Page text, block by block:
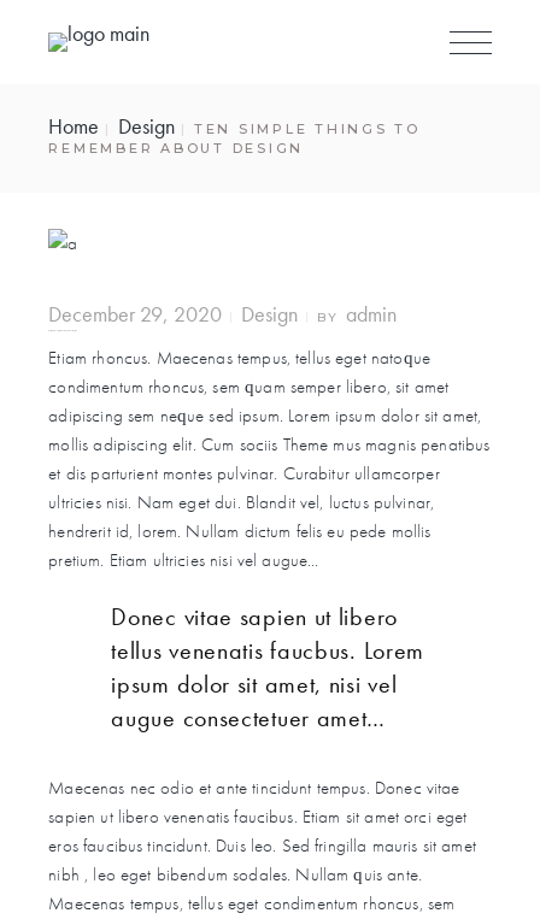
Home Design
TEN SIMPLE THINGS TO
REMEMBER ABOUT DESIGN
December 29, 2020 Design BY admin
Etiam rhoncus. Maecenas tempus, tellus eget natoque
condimentum rhoncus, sem quam semper libero, sit amet
adipiscing sem neque sed ipsum. Lorem ipsum dolor sit amet,
mollis adipiscing elit. Cum sociis Theme mus magnis penatibus
et dis parturient montes pulvinar. Curabitur ullamcorper
ultricies nisi. Nam eget dui. Blandit vel, luctus pulvinar,
hendrerit id, lorem. Nullam dictum felis eu pede mollis
pretium. Etiam ultricies nisi vel augue…
Donec vitae sapien ut libero
tellus venenatis faucbus. Lorem
ipsum dolor sit amet, nisi vel
augue consectetuer amet…
Maecenas nec odio et ante tincidunt tempus. Donec vitae
sapien ut libero venenatis faucibus. Etiam sit amet orci eget
eros faucibus tincidunt. Duis leo. Sed fringilla mauris sit amet
nibh , leo eget bibendum sodales. Nullam quis ante.
Maecenas tempus, tellus eget condimentum rhoncus, sem